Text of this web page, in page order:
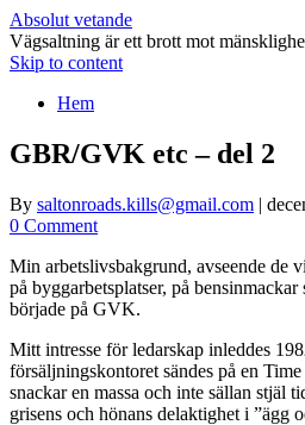
Absolut vetande
Vägsaltning är ett brott mot
Skip to content
Hem
GBR/GVK etc – del 2
By saltonroads.kills@gmail.com |
0 Comment
Min arbetslivsbakgrund, avseende de
på byggarbetsplatser, på
började på GVK.
Mitt intresse för ledarskap inleddes
försäljningskontoret sändes på en
snackar en massa och inte sällan
grisens och hönans delaktighet i